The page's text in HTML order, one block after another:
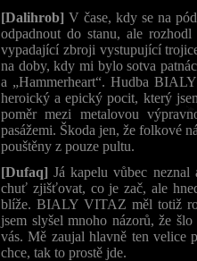
[Dalihrob] V čase, kdy se na
odpadnout do stanu, ale
vypadající zbroji vystupující
na doby, kdy mi bylo sotva
a „Hammerheart“. Hudba
heroický a epický pocit, který
poměr mezi metalovou
pasážemi. Škoda jen, že folkové
pouštěny z pouze pultu.
[Dufaq]Já kapelu vůbec
chuť zjišťovat, co je zač, ale
blíže. BIALY VITAZ měl totiž
jsem slyšel mnoho názorů, že
vás. Mě zaujal hlavně ten velice
chce, tak to prostě jde.